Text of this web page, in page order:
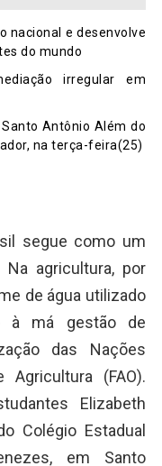
nacional e desenvolve
do mundo
irregular em
Antônio Além do
na terça-feira(25)
segue como um
agricultura, por
de água utilizado
à má gestão de
das Nações
(FAO).
Elizabeth
Colégio Estadual
em Santo